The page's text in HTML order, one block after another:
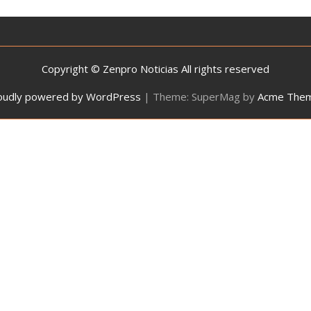
Copyright © Zenpro Noticias All rights reserved
powered by WordPress | Theme: SuperMag by Acme